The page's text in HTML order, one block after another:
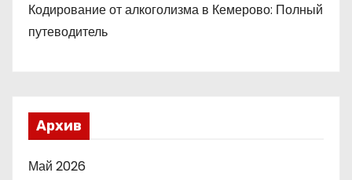
Кодирование от алкоголизма в Кемерово: Полный
путеводитель
Архив
Май 2026